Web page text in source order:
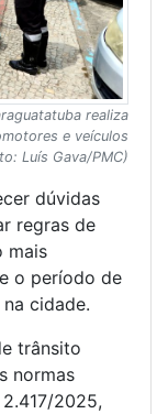
realiza
e veículos
Luís Gava/PMC)
dúvidas
regras de
mais
o período de
cidade.
trânsito
normas
2025,